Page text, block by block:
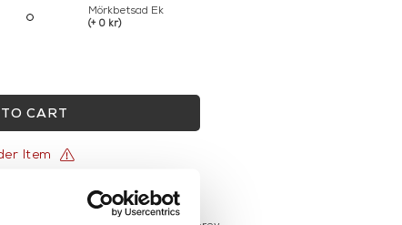
Mörkbetsad Ek
(+ 0 kr)
CART
Item
på lagervaror